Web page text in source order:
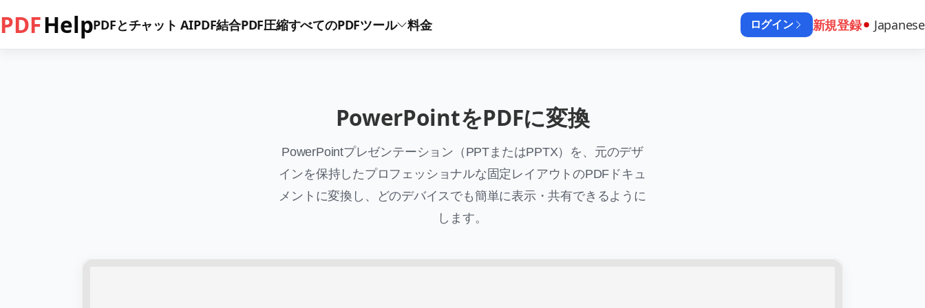
PDFHelpPDFとチャット AIPDF結合PDF圧縮すべてのPDFツール 料金 ログイン 新規登録 Japanese
PowerPointをPDFに変換
PowerPointプレゼンテーション（PPTまたはPPTX）を、元のデザ
インを保持したプロフェッショナルな固定レイアウトのPDFドキュ
メントに変換し、どのデバイスでも簡単に表示・共有できるように
します。